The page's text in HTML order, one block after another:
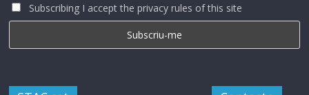
Subscribing I accept the privacy rules of this site